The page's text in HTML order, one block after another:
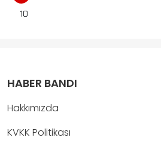
10
HABER BANDI
Hakkımızda
KVKK Politikası